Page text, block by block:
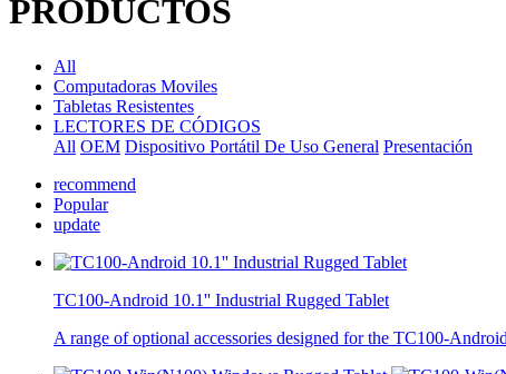
PRODUCTOS
All
Computadoras Moviles
Tabletas Resistentes
LECTORES DE CÓDIGOS
All OEM Dispositivo Portátil De Uso General Presentación
recommend
Popular
update
TC100-Android 10.1'' Industrial Rugged Tablet
A range of optional accessories designed for the TC100-